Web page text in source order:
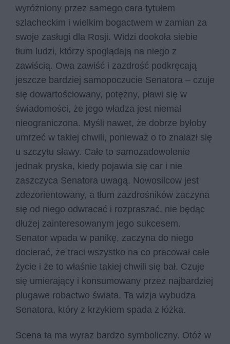
wyróżniony przez samego cara tytułem
szlacheckim i wielkim bogactwem w zamian za
swoje zasługi dla Rosji. Widzi dookoła siebie
tłum ludzi, którzy spoglądają na niego z
zawiścią. Owa zawiść i zazdrość podkręcają
jeszcze bardziej samopoczucie Senatora – czuje
się dowartościowany, potężny, pławi się w
świadomości, że jego władza jest niemal
nieograniczona. Myśli nawet, że dobrze byłoby
umrzeć w takiej chwili, ponieważ o to znalazł się
u szczytu sławy. Całe to samozadowolenie
jednak pryska, kiedy pojawia się car i nie
zaszczyca Senatora uwagą. Nowosilcow jest
zdezorientowany, a tłum zazdrośników zaczyna
się od niego odwracać i rozpraszać, nie będąc
dłużej zainteresowanym jego sukcesem.
Senator wpada w panikę, zaczyna do niego
docierać, że traci wszystko na co pracował całe
życie i że to właśnie takiej chwili się bał. Czuje
się umierający i konsumowany przez najbardziej
plugawe robactwo świata. Ta wizja wybudza
Senatora, który z krzykiem spada z łóżka.
Scena ta ma wyraz bardzo symboliczny. Otóż w